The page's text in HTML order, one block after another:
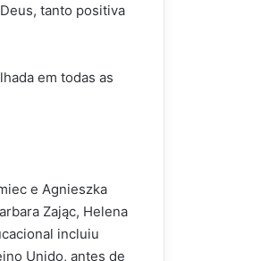
tanto positiva
em todas as
e Agnieszka
Zając, Helena
incluiu
Unido, antes de